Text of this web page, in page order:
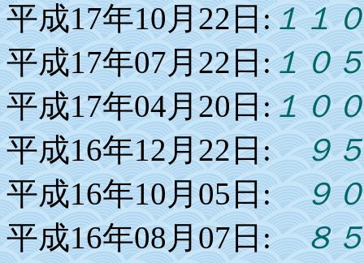
平成17年10月22日:１１
平成17年07月22日:１０
平成17年04月20日:１０
平成16年12月22日:９５
平成16年10月05日:９０
平成16年08月07日:８５